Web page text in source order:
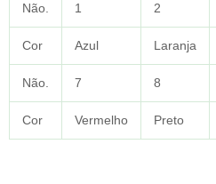
Não. 1 2
Cor Azul Laranja
Não. 7 8
Cor Vermelho Preto